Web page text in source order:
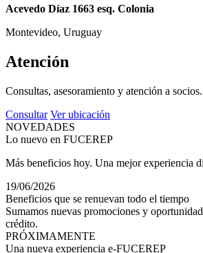
Acevedo Díaz 1663 esq. Colonia
Montevideo, Uruguay
Atención
Consultas, asesoramiento y atención a socios.
Consultar Ver ubicación
NOVEDADES
Lo nuevo en FUCEREP
Más beneficios hoy. Una mejor experiencia
19/06/2026
Beneficios que se renuevan todo el tiempo
Sumamos nuevas promociones y
crédito.
PRÓXIMAMENTE
Una nueva experiencia e-FUCEREP